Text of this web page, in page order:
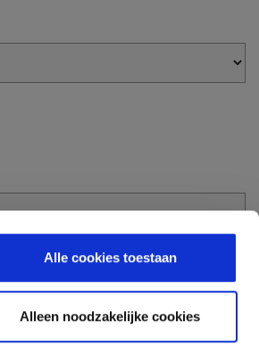
Alle cookies toestaan
Alleen noodzakelijke cookies